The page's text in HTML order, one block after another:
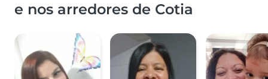
e nos arredores de Cotia